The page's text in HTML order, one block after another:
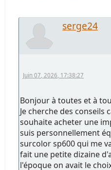
serge24
Juin 07, 2026, 17:38:27
Bonjour à toutes et à
Je cherche des conseils
souhaite acheter une
suis personnellement
surcolor sp600 qui me
fait une petite dizaine
l'époque on avait le